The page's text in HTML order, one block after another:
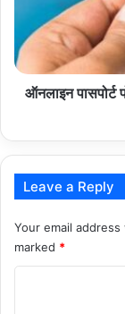
लिए
बंद,
शेड्यूल
किएऑनलाइन पासपोर्ट
Leave a Reply
Your email
marked *